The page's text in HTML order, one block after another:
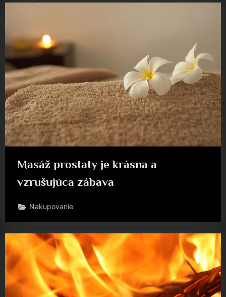
Masáž prostaty je krásna a
vzrušujúca zábava
Nakupovanie